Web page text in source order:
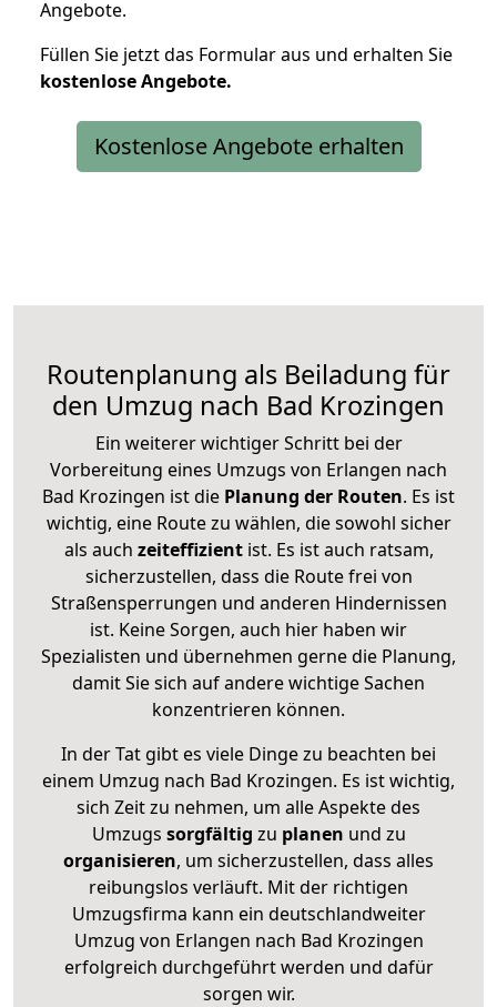
Angebote.
Füllen Sie jetzt das Formular aus und erhalten Sie
kostenloseAngebote.
Kostenlose Angebote erhalten
Routenplanung als Beiladung für
den Umzug nach Bad Krozingen
Ein weiterer wichtiger Schritt bei der
Vorbereitung eines Umzugs von Erlangen nach
Bad Krozingen ist die Planung der Routen. Es ist
wichtig, eine Route zu wählen, die sowohl sicher
als auch zeiteffizientist. Es ist auch ratsam,
sicherzustellen, dass die Route frei von
Straßensperrungen und anderen Hindernissen
ist. Keine Sorgen, auch hier haben wir
Spezialisten und übernehmen gerne die Planung,
damit Sie sich auf andere wichtige Sachen
konzentrieren können.
In der Tat gibt es viele Dinge zu beachten bei
einem Umzug nach Bad Krozingen. Es ist wichtig,
sich Zeit zu nehmen, um alle Aspekte des
Umzugs sorgfältig zu planen und zu
organisieren, um sicherzustellen, dass alles
reibungslos verläuft. Mit der richtigen
Umzugsfirma kann ein deutschlandweiter
Umzug von Erlangen nach Bad Krozingen
erfolgreich durchgeführt werden und dafür
sorgen wir.